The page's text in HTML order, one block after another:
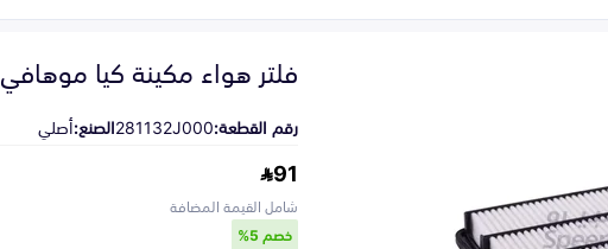
فلتر هواء مكينة كيا موهافي 2008-2012
رقم القطعة:281132J000الصنع:أصلي
91
شامل القيمة المضافة
خصم 5%